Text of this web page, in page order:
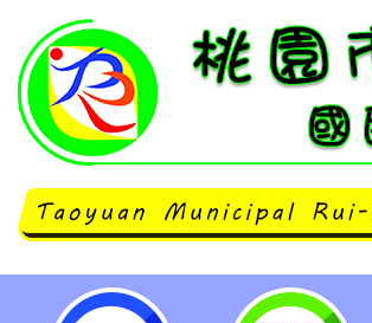
轉知衛生福利部社會及